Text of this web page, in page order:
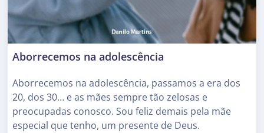
Aborrecemos na adolescência
Aborrecemos na adolescência, passamos a era dos
20, dos 30… e as mães sempre tão zelosas e
preocupadas conosco. Sou feliz demais pela mãe
especial que tenho, um presente de Deus.